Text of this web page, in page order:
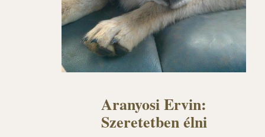
Aranyosi Ervin:
Szeretetben élni